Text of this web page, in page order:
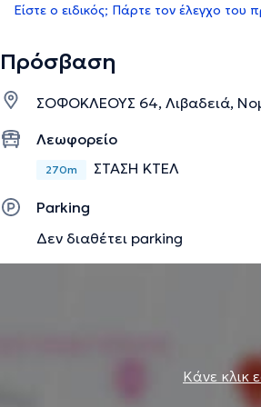
Είστε ο ειδικός; Πάρτε τον έλεγχο του
Πρόσβαση
ΣΟΦΟΚΛΕΟΥΣ 64, Λιβαδειά,
Λεωφορείο
270m ΣΤΑΣΗ ΚΤΕΛ
Parking
Δεν διαθέτει parking
Κάνε κλικ